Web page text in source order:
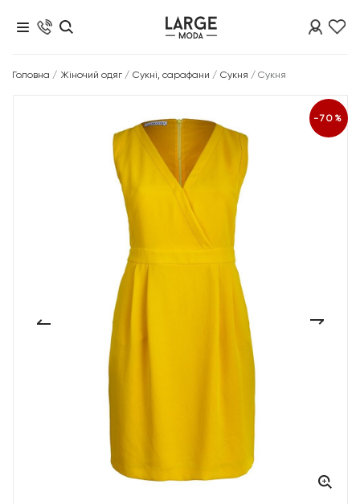
Головна / Жіночий одяг / Сукні, сарафани / Сукня /Сукня
-70%